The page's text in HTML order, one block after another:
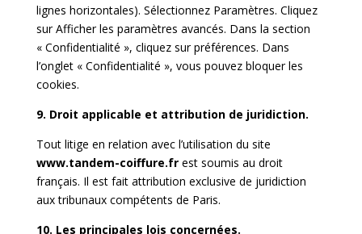
lignes horizontales). Sélectionnez Paramètres. Cliquez
sur Afficher les paramètres avancés. Dans la section
« Confidentialité », cliquez sur préférences. Dans
l’onglet « Confidentialité », vous pouvez bloquer les
cookies.
9. Droit applicable et attribution de juridiction.
Tout litige en relation avec l’utilisation du site
www.tandem-coiffure.frest soumis au droit
français. Il est fait attribution exclusive de juridiction
aux tribunaux compétents de Paris.
10. Les principales lois concernées.